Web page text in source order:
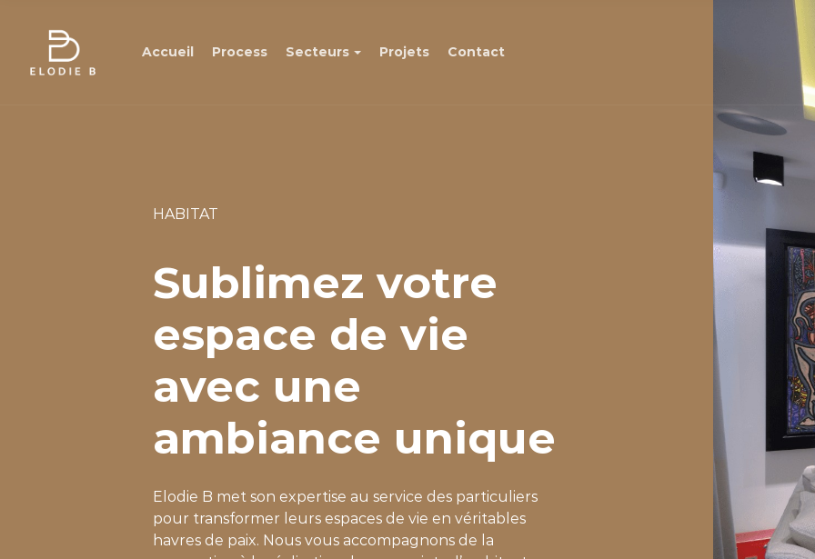
Accueil Process Secteurs Projets Contact
HABITAT
Sublimez votre
espace de vie
avec une
ambiance unique
Elodie B met son expertise au service des particuliers
pour transformer leurs espaces de vie en véritables
havres de paix. Nous vous accompagnons de la